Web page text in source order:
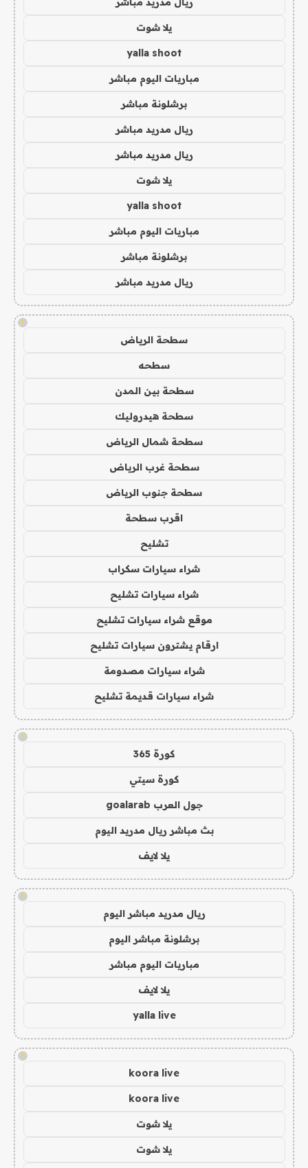
يلا شوت
yalla shoot
مباريات اليوم مباشر
برشلونة مباشر
ريال مدريد مباشر
ريال مدريد مباشر
يلا شوت
yalla shoot
مباريات اليوم مباشر
برشلونة مباشر
ريال مدريد مباشر
!
سطحة الرياض
سطحه
سطحة بين المدن
سطحة هيدروليك
سطحة شمال الرياض
سطحة غرب الرياض
سطحة جنوب الرياض
اقرب سطحة
تشليح
شراء سيارات سكراب
شراء سيارات تشليح
موقع شراء سيارات تشليح
ارقام يشترون سيارات تشليح
شراء سيارات مصدومة
شراء سيارات قديمة تشليح
!
كورة 365
كورة سيتي
جول العرب goalarab
بث مباشر ريال مدريد اليوم
يلا لايف
!
ريال مدريد مباشر اليوم
برشلونة مباشر اليوم
مباريات اليوم مباشر
يلا لايف
yalla live
!
koora live
koora live
يلا شوت
يلا شوت